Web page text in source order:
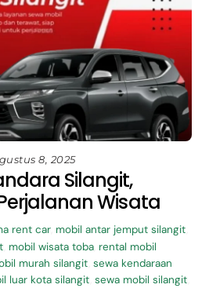
8, 2025
Silangit,
Wisata
rent car, mobil antar jemput silangit
mobil wisata toba rental mobil
murah silangit ,sewa kendaraan
luar kota silangit ,sewa mobil silangit